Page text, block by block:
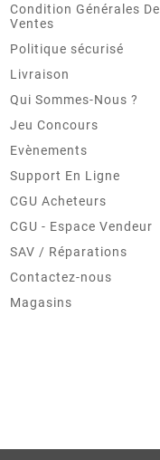
Condition Générales De
Ventes
Politique sécurisé
Livraison
Qui Sommes-Nous ?
Jeu Concours
Evènements
Support En Ligne
CGU Acheteurs
CGU - Espace Vendeur
SAV / Réparations
Contactez-nous
Magasins